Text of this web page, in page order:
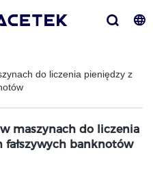
do liczenia pieniędzy z
maszynach do liczenia
banknotów